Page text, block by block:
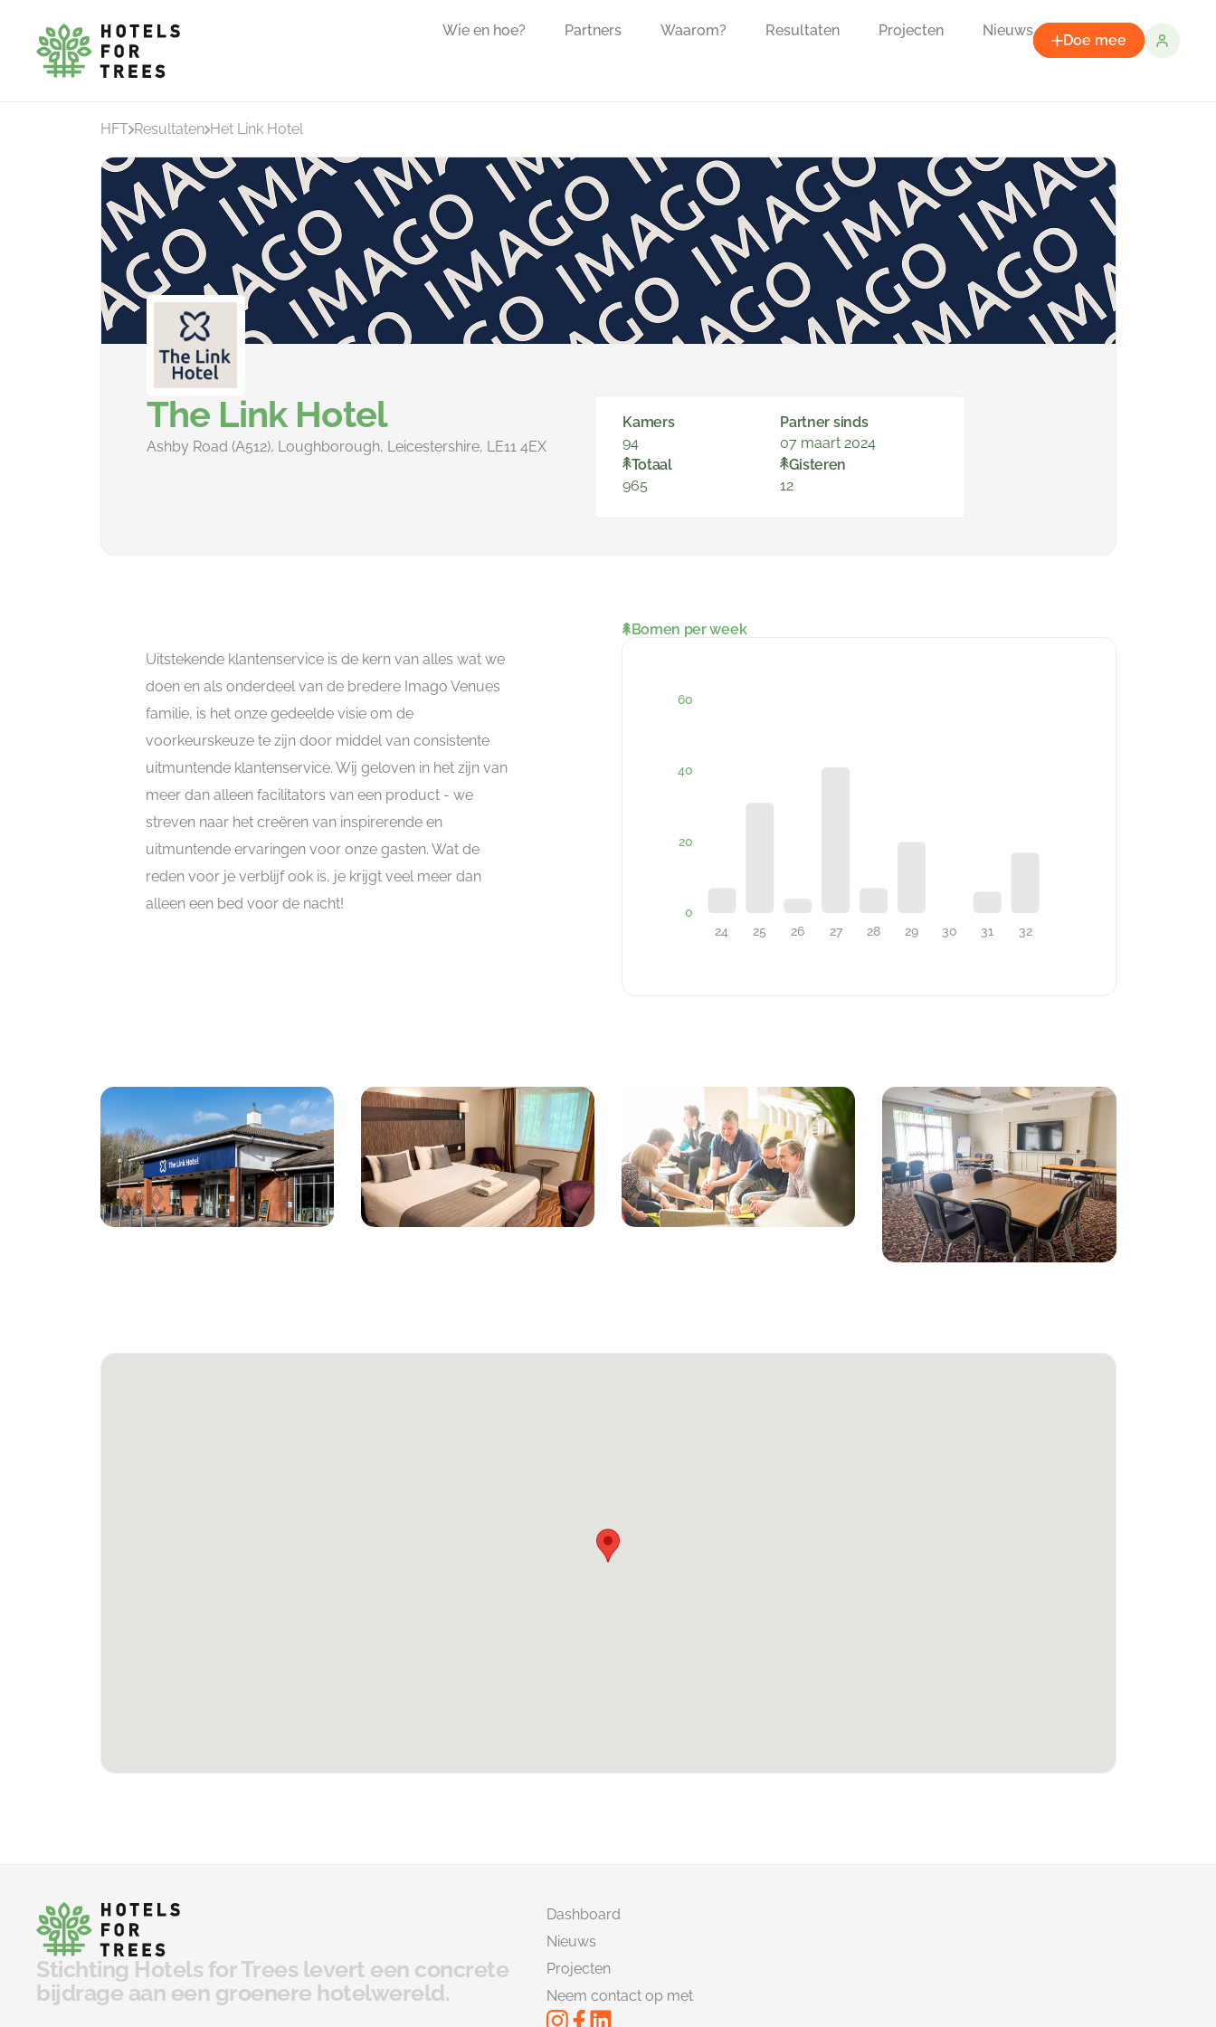
Wie en hoe? Partners Waarom? Resultaten Projecten Nieuws
Doe mee
HFT Resultaten Het Link Hotel
The Link Hotel
Ashby Road (A512), Loughborough, Leicestershire, LE11 4EX
Kamers
94
Partner sinds
07 maart 2024
Totaal
965
Gisteren
12
Uitstekende klantenservice is de kern van alles wat we
doen en als onderdeel van de bredere Imago Venues
familie, is het onze gedeelde visie om de
voorkeurskeuze te zijn door middel van consistente
uitmuntende klantenservice. Wij geloven in het zijn van
meer dan alleen facilitators van een product - we
streven naar het creëren van inspirerende en
uitmuntende ervaringen voor onze gasten. Wat de
reden voor je verblijf ook is, je krijgt veel meer dan
alleen een bed voor de nacht!
Bomen per week
Stichting Hotels for Trees levert een concrete
bijdrage aan een groenere hotelwereld.
Dashboard
Nieuws
Projecten
Neem contact op met